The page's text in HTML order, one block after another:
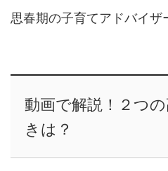
思春期の子育てアドバイザ
動画で解説！２つ
きは？